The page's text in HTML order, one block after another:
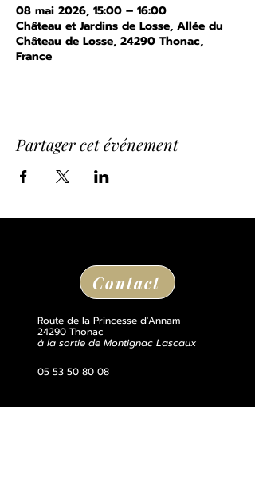
08 mai 2026, 15:00 – 16:00
Château et Jardins de Losse, Allée du
Château de Losse, 24290 Thonac,
France
Partager cet événement
Contact
Route de la Princesse d'Annam
24290 Thonac
à la sortie de Montignac Lascaux
05 53 50 80 08
losse@chateaudelosse.com